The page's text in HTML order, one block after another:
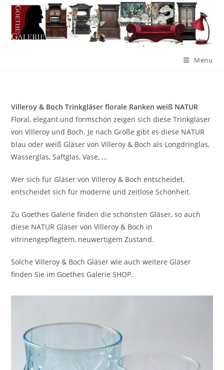
Menu
Villeroy & Boch Trinkgläser florale Ranken weiß NATUR
Floral, elegant und formschön zeigen sich diese Trinkgläser
von Villeroy und Boch. Je nach Größe gibt es diese NATUR
blau oder weiß Gläser von Villeroy & Boch als Longdringlas,
Wasserglas, Saftglas, Vase, ...
Wer sich für Gläser von Villeroy & Boch entscheidet,
entscheidet sich für moderne und zeitlose Schönheit.
Zu Goethes Galerie finden die schönsten Gläser, so auch
diese NATUR Gläser von Villeroy & Boch in
vitrinengepflegtem, neuwertigem Zustand.
Solche Villeroy & Boch Gläser wie auch weitere Gläser
finden Sie im Goethes Galerie SHOP.